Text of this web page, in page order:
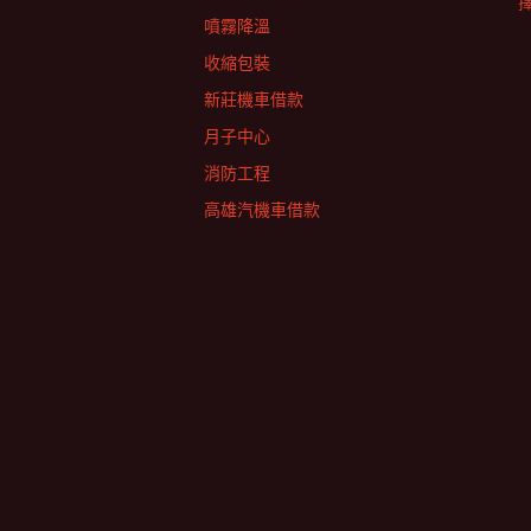
噴霧降溫
收縮包裝
新莊機車借款
月子中心
消防工程
高雄汽機車借款